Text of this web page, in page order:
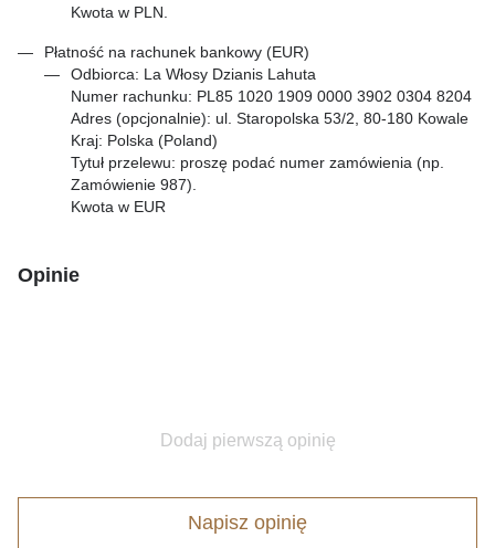
Kwota w PLN.
Płatność na rachunek bankowy (EUR)
Odbiorca: La Włosy Dzianis Lahuta
Numer rachunku: PL85 1020 1909 0000 3902 0304 8204
Adres (opcjonalnie): ul. Staropolska 53/2, 80-180 Kowale
Kraj: Polska (Poland)
Tytuł przelewu: proszę podać numer zamówienia (np.
Zamówienie 987).
Kwota w EUR
Opinie
Dodaj pierwszą opinię
Napisz opinię